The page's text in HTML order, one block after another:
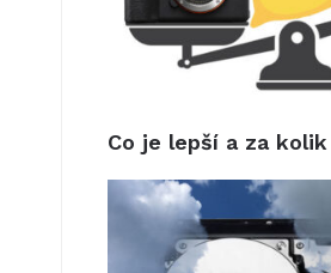
Co je lepší a za kolik